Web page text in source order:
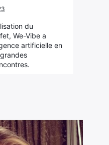
du
We-Vibe a
artificielle en